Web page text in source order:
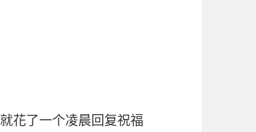
花了一个凌晨回复祝福